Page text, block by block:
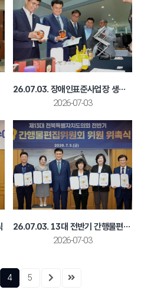
26.07.03. 장애인표준사업장 생산품 우선구매 활성화 박람회
2026-07-03
26.07.03. 13대 전반기 간행물편집위원 위촉식
2026-07-03
4 5